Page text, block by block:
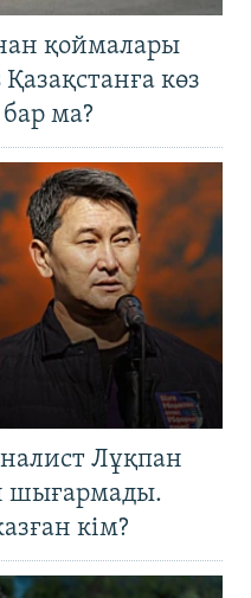
қоймалары
көз
бар ма?
Лұқпан
шығармады.
кім?